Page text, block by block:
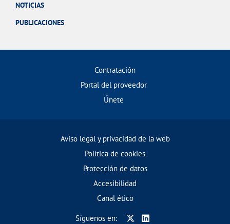
NOTICIAS
PUBLICACIONES
Contratación
Portal del proveedor
Únete
Aviso legal y privacidad de la web
Política de cookies
Protección de datos
Accesibilidad
Canal ético
Síguenos en: